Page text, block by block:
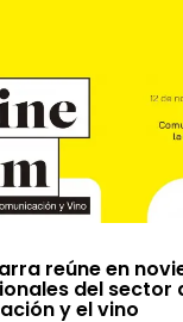
reúne en
del sector
y el vino